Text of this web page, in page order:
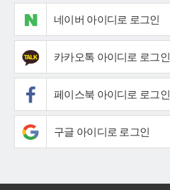
네이버 아이디로 로그인
카카오톡 아이디로 로그인
페이스북 아이디로 로그인
구글 아이디로 로그인